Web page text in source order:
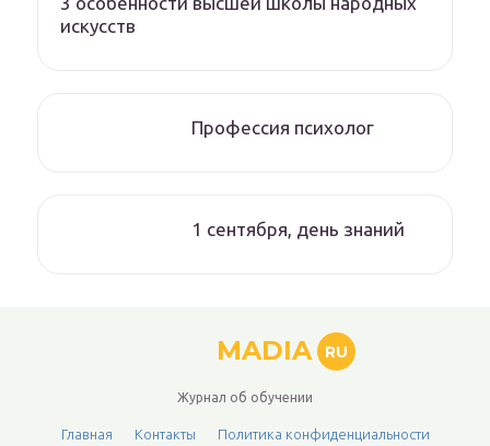
искусств
Профессия психолог
1 сентября, день знаний
MADIA RU
Журнал об обучении
Главная Контакты Политика конфиденциальности